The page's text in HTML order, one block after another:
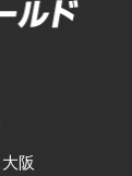
阪